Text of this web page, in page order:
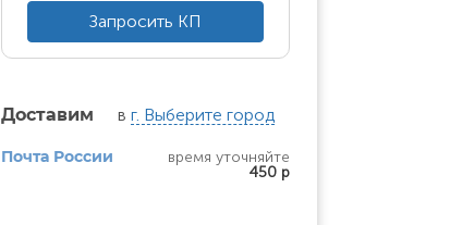
Запросить КП
Доставим в г. Выберите город
Почта России
время уточняйте
450 р